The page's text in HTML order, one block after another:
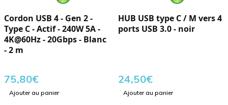
Cordon USB 4 - Gen 2 -
Type C - Actif - 240W 5A -
4K@60Hz - 20Gbps - Blanc
- 2 m
75,80€
Ajouter au panier
HUB USB type C / M vers 4
ports USB 3.0 - noir
24,50€
Ajouter au panier